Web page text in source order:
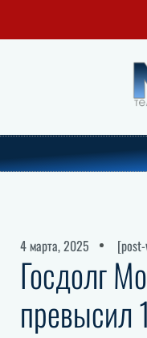
4 марта, 2025
Госдолг
превысил